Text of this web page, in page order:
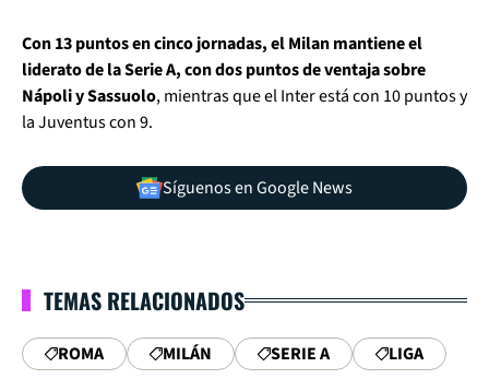
Con 13 puntos en cinco jornadas, el Milan mantiene el
liderato de la Serie A, con dos puntos de ventaja sobre
Nápoli y Sassuolo, mientras que el Inter está con 10 puntos y
la Juventus con 9.
Síguenos en Google News
TEMAS RELACIONADOS
ROMA MILÁN SERIE A LIGA